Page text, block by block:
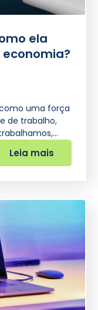
ela
uma força
de trabalho,
Leia mais